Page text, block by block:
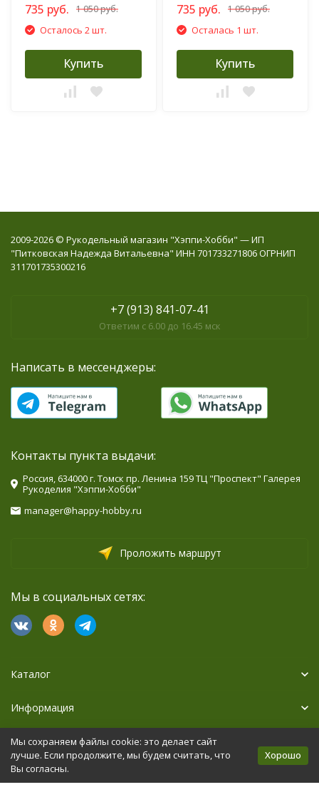
735 руб. 1 050 руб.
Осталось 2 шт.
Купить
735 руб. 1 050 руб.
Осталась 1 шт.
Купить
2009-2026 © Рукодельный магазин "Хэппи-Хобби" — ИП
"Питковская Надежда Витальевна" ИНН 701733271806 ОГРНИП
311701735300216
+7 (913) 841-07-41
Ответим с 6.00 до 16.45 мск
Написать в мессенджеры:
Контакты пункта выдачи:
Россия, 634000 г. Томск пр. Ленина 159 ТЦ "Проспект" Галерея
Рукоделия "Хэппи-Хобби"
manager@happy-hobby.ru
Проложить маршрут
Мы в социальных сетях:
Каталог
Информация
Дополнительно
Политика персональных данных Карта сайта
Мы сохраняем файлы cookie: это делает сайт
лучше. Если продолжите, мы будем считать, что
Вы согласны.
Хорошо